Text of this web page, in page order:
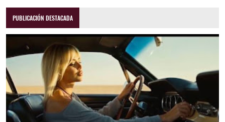
PUBLICACIÓN DESTACADA